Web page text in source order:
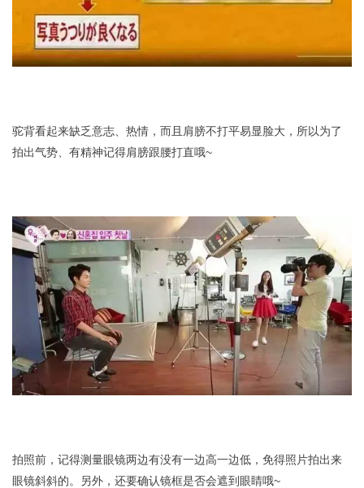
驼背看起来缺乏意志、热情，而且肩膀不打平易显脸大，所以为了
拍出气势、有精神记得肩膀跟腰打直哦~
拍照前，记得测量眼镜两边有没有一边高一边低，免得照片拍出来
眼镜斜斜的。另外，还要确认镜框是否会遮到眼睛哦~